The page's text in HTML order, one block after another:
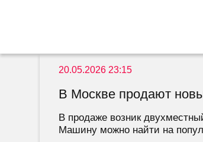
20.05.2026 23:15
В Москве продают
В продаже возник
Машину можно найти на